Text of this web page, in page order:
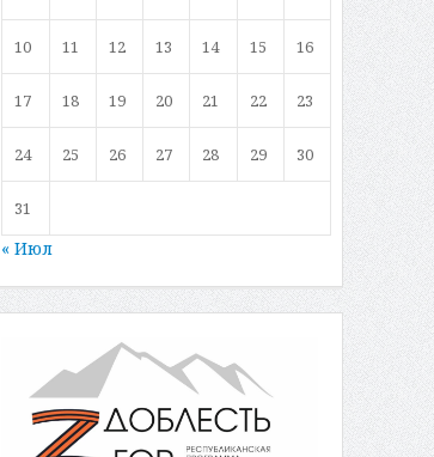
10 11 12 13 14 15 16
17 18 19 20 21 22 23
24 25 26 27 28 29 30
31
« Июл